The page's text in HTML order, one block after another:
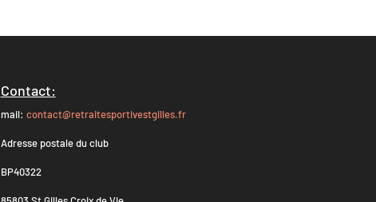
Contact:
mail: contact@retraitesportivestgilles.fr
Adresse postale du club
BP40322